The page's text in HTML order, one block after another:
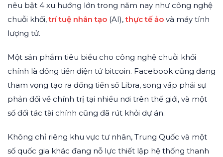
nêu bật 4 xu hướng lớn trong năm nay như công nghệ
chuỗi khối,trí tuệ nhân tạo (AI),thực tế ảo và máy tính
lượng tử.
Một sản phẩm tiêu biểu cho công nghệ chuỗi khối
chính là đồng tiền điện tử bitcoin. Facebook cũng đang
tham vọng tạo ra đồng tiền số Libra, song vấp phải sự
phản đối về chính trị tại nhiều nơi trên thế giới, và một
số đối tác tài chính cũng đã rút khỏi dự án.
Không chỉ riêng khu vực tư nhân, Trung Quốc và một
số quốc gia khác đang nỗ lực thiết lập hệ thống thanh